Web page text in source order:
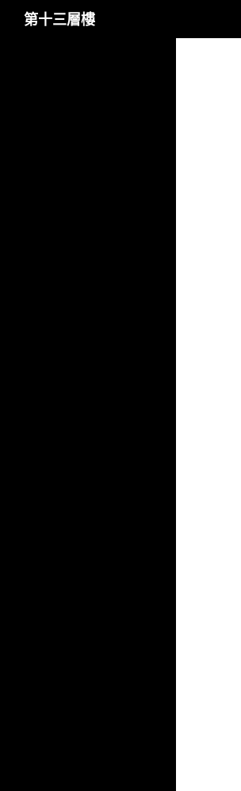
第十三層樓